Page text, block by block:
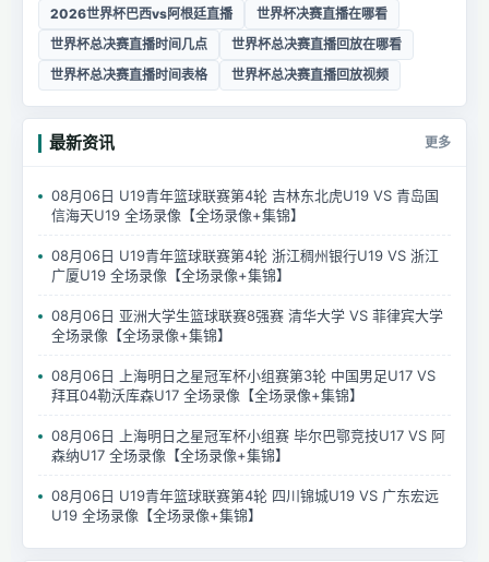
2026世界杯巴西vs阿根廷直播
世界杯决赛直播在哪看
世界杯总决赛直播时间几点
世界杯总决赛直播回放在哪看
世界杯总决赛直播时间表格
世界杯总决赛直播回放视频
最新资讯 更多
08月06日 U19青年篮球联赛第4轮 吉林东北虎U19 VS 青岛国
信海天U19 全场录像【全场录像+集锦】
08月06日 U19青年篮球联赛第4轮 浙江稠州银行U19 VS 浙江
广厦U19 全场录像【全场录像+集锦】
08月06日 亚洲大学生篮球联赛8强赛 清华大学 VS 菲律宾大学
全场录像【全场录像+集锦】
08月06日 上海明日之星冠军杯小组赛第3轮 中国男足U17 VS
拜耳04勒沃库森U17 全场录像【全场录像+集锦】
08月06日 上海明日之星冠军杯小组赛 毕尔巴鄂竞技U17 VS 阿
森纳U17 全场录像【全场录像+集锦】
08月06日 U19青年篮球联赛第4轮 四川锦城U19 VS 广东宏远
U19 全场录像【全场录像+集锦】